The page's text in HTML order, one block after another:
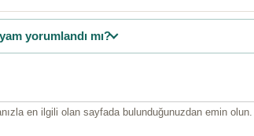
yorumlandı mı?
en ilgili olan sayfada bulunduğunuzdan emin olun.